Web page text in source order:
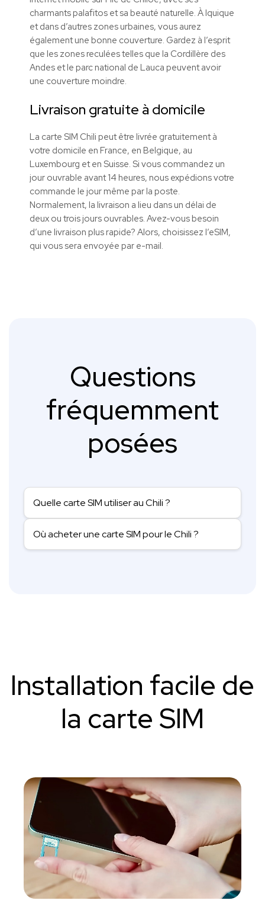
charmants palafitos et sa beauté naturelle. À Iquique
et dans d’autres zones urbaines, vous aurez
également une bonne couverture. Gardez à l’esprit
que les zones reculées telles que la Cordillère des
Andes et le parc national de Lauca peuvent avoir
une couverture moindre.
Livraison gratuite à domicile
La carte SIM Chili peut être livrée gratuitement à
votre domicile en France, en Belgique, au
Luxembourg et en Suisse. Si vous commandez un
jour ouvrable avant 14 heures, nous expédions votre
commande le jour même par la poste.
Normalement, la livraison a lieu dans un délai de
deux ou trois jours ouvrables. Avez-vous besoin
d’une livraison plus rapide? Alors, choisissez l’eSIM,
qui vous sera envoyée par e-mail.
Questions
fréquemment
posées
Quelle carte SIM utiliser au Chili ?
Où acheter une carte SIM pour le Chili ?
Installation facile de
la carte SIM